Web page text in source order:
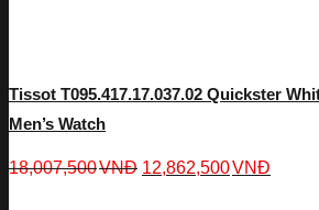
Tissot T095.417.17.037.02 Quickster
Men’s Watch
18,007,500VNĐ 12,862,500VNĐ